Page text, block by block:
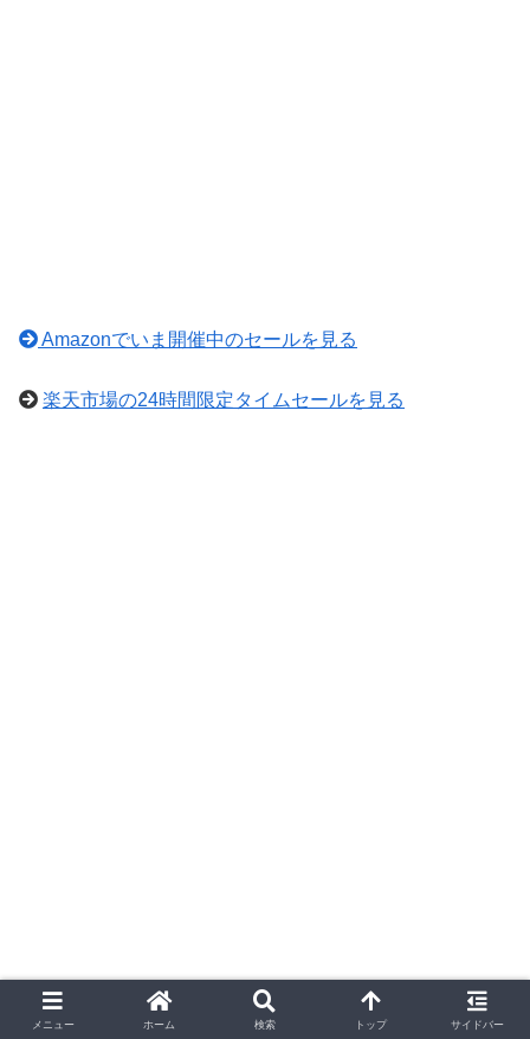
Amazonでいま開催中のセールを見る
楽天市場の24時間限定タイムセールを見る
メニュー ホーム 検索 トップ サイドバー